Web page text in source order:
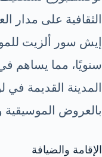
الثقافية على مدار
سنويًا، مما يساهم في
المدينة القديمة
بالعروض الموسيقية
الإقامة والضيافة